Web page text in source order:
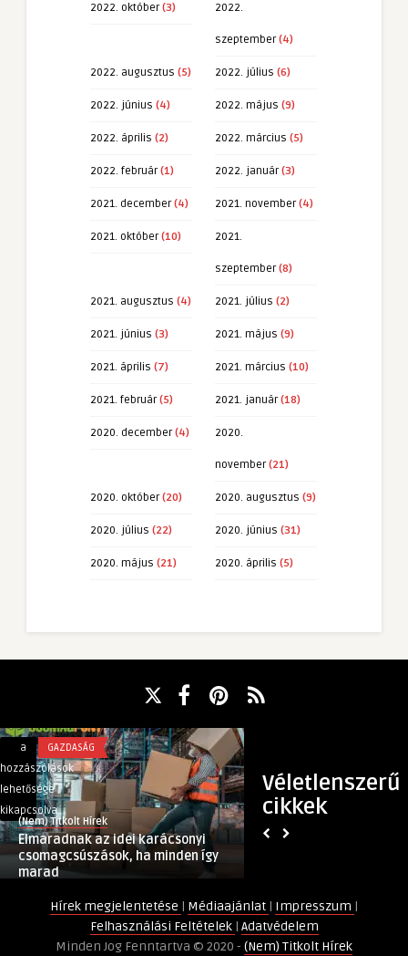
2022. október(3) 2022.
szeptember(4)
2022. augusztus (5) 2022. július (6)
2022. június (4) 2022. május (9)
2022. április (2) 2022. március (5)
2022. február(1) 2022. január(3)
2021. december(4) 2021. november(4)
2021. október(10) 2021.
szeptember(8)
2021. augusztus (4) 2021. július (2)
2021. június (3) 2021. május (9)
2021. április (7) 2021. március (10)
2021. február(5) 2021. január(18)
2020. december(4) 2020.
november(21)
2020. október(20) 2020. augusztus (9)
2020. július (22) 2020. június (31)
2020. május (21) 2020. április (5)
Véletlenszerű
cikkek
Elmaradnak
az
idei
karácsonyi
csomagcsúszások,
ha
minden
marad
bejegyzéshez
a
hozzászólások
lehetősége
kikapcsolva
GAZDASÁG
(Nem) Titkolt Hírek
Elmaradnak az idei karácsonyi
csomagcsúszások, ha minden így
marad
válasszak?
Még
bejegyzéshez
lehetősége
kikapcsolva
Hírek megjelentetése | Médiaajánlat | Impresszum |
Felhasználási Feltételek | Adatvédelem
Minden Jog Fenntartva © 2020 - (Nem) Titkolt Hírek